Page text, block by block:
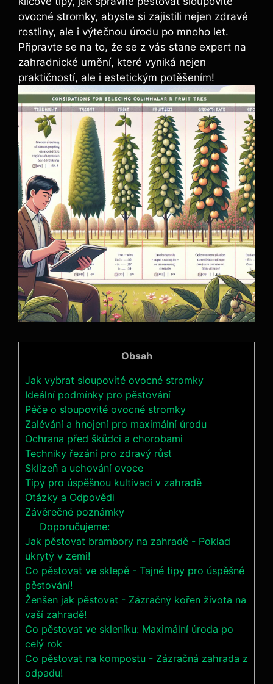
ovocné stromky, abyste si zajistili nejen zdravé
rostliny, ale i výtečnou úrodu po mnoho let.
Připravte se na to, že se z vás stane expert na
zahradnické umění, které vyniká nejen
praktičností, ale i estetickým potěšením!
Obsah
Jak vybrat sloupovité ovocné stromky
Ideální podmínky pro pěstování
Péče o sloupovité ovocné stromky
Zalévání a hnojení pro maximální úrodu
Ochrana před škůdci a chorobami
Techniky řezání pro zdravý růst
Sklizeň a uchování ovoce
Tipy pro úspěšnou kultivaci v zahradě
Otázky a Odpovědi
Závěrečné poznámky
Doporučujeme:
Jak pěstovat brambory na zahradě - Poklad
ukrytý v zemi!
Co pěstovat ve sklepě - Tajné tipy pro úspěšné
pěstování!
Ženšen jak pěstovat - Zázračný kořen života na
vaší zahradě!
Co pěstovat ve skleníku: Maximální úroda po
celý rok
Co pěstovat na kompostu - Zázračná zahrada z
odpadu!